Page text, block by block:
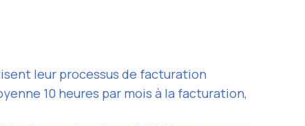
leur processus de facturation
10 heures par mois à la facturation,